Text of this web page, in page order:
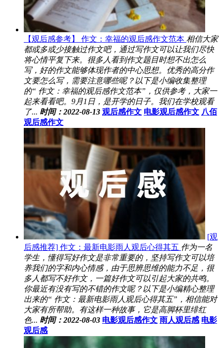
【观后感参考】 作文：幸福的观后感作文范本 相信大家
都或多或少接触过作文吧，通过写作文可以让我们尽快
将心情平复下来。很多人看到作文题目时想不出怎么
写，好的作文能够体现作者的中心思想。优秀的高分作
文要怎么写，需要注意哪些呢？以下是小编收集整理
的“ 作文：幸福的观后感作文范本”，仅供参考，大家一
起来看看吧。9月1日，是开学的日子。我们在学校观看
了... 时间：2022-08-13 观后感作文 电影观后感作文 八佰
观后感作文
[观
后感推荐] 作文：最新电影雨人观后心得其五 作为一名
学生，懂得写好作文是非常重要的，坚持写作文可以培
养我们的字和内心情感，由于思辨思维的能力不足，很
多人都写不好作文，一篇好作文可以引起大家的共鸣。
你最近有没有写的不错的作文呢？以下是小编精心整理
出来的“ 作文：最新电影雨人观后心得其五”，相信能对
大家有所帮助。有这样一种故事，它是高脚杯里绯红
色... 时间：2022-08-03 电影观后感作文 雨人观后感 电影
观后感